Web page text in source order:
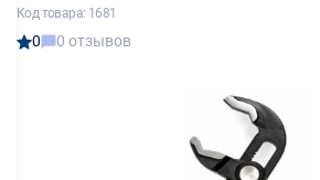
Код товара: 1681
0 0 отзывов